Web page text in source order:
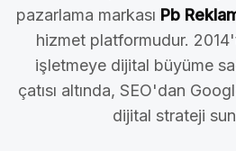
pazarlama markası Pb
hizmet platformudur.
işletmeye dijital büyüme
çatısı altında, SEO'dan
dijital strateji